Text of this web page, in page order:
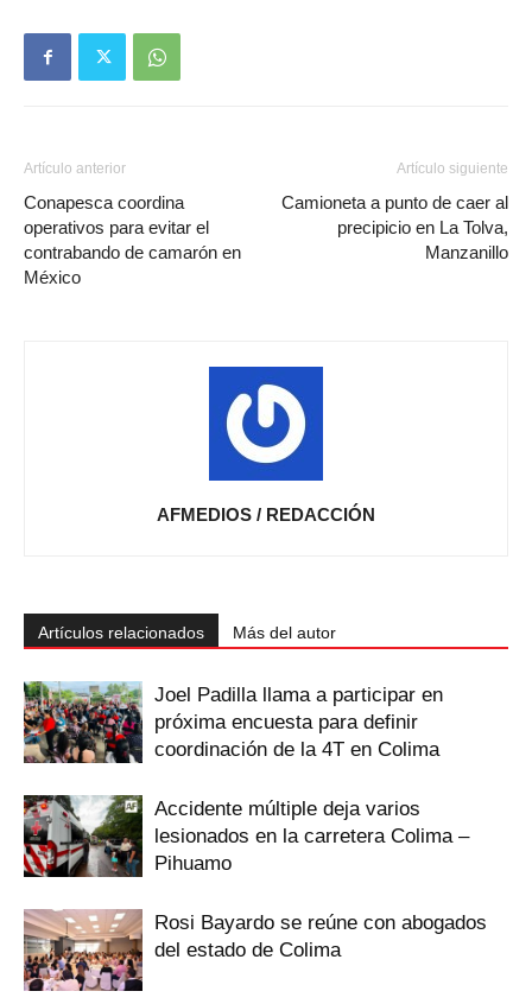
Artículo anterior
Conapesca coordina
operativos para evitar el
contrabando de camarón en
México
Artículo siguiente
Camioneta a punto de caer al
precipicio en La Tolva,
Manzanillo
AFMEDIOS / REDACCIÓN
Artículos relacionados Más del autor
Joel Padilla llama a participar en
próxima encuesta para definir
coordinación de la 4T en Colima
Accidente múltiple deja varios
lesionados en la carretera Colima –
Pihuamo
Rosi Bayardo se reúne con abogados
del estado de Colima